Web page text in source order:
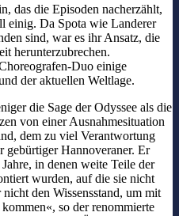
das die Episoden nacherzählt,
einig. Da Spota wie Landerer
sind, war es ihr Ansatz, die
herunterzubrechen.
Duo einige
der aktuellen Weltlage.
die Sage der Odyssee als die
von einer Ausnahmesituation
dem zu viel Verantwortung
gebürtiger Hannoveraner. Er
in denen weite Teile der
wurden, auf die sie nicht
den Wissensstand, um mit
so der renommierte